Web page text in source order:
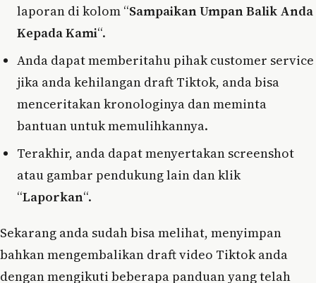
laporan di kolom “Sampaikan Umpan Balik Anda
Kepada Kami“.
Anda dapat memberitahu pihak customer service
jika anda kehilangan draft Tiktok, anda bisa
menceritakan kronologinya dan meminta
bantuan untuk memulihkannya.
Terakhir, anda dapat menyertakan screenshot
atau gambar pendukung lain dan klik
“Laporkan“.
Sekarang anda sudah bisa melihat, menyimpan
bahkan mengembalikan draft video Tiktok anda
dengan mengikuti beberapa panduan yang telah